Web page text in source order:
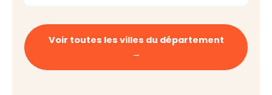
Voir toutes les villes du département
→